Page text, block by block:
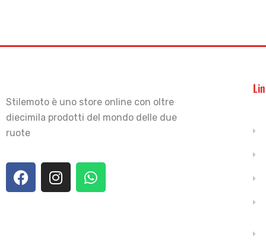
Stilemoto è uno store online con oltre
diecimila prodotti del mondo delle due
ruote